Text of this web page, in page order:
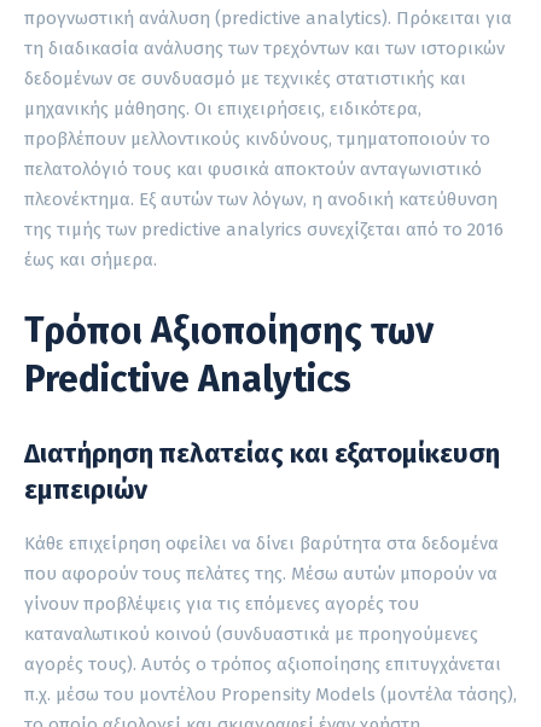
προγνωστική ανάλυση (predictive analytics). Πρόκειται για
τη διαδικασία ανάλυσης των τρεχόντων και των ιστορικών
δεδομένων σε συνδυασμό με τεχνικές στατιστικής και
μηχανικής μάθησης. Οι επιχειρήσεις, ειδικότερα,
προβλέπουν μελλοντικούς κινδύνους, τμηματοποιούν το
πελατολόγιό τους και φυσικά αποκτούν ανταγωνιστικό
πλεονέκτημα. Εξ αυτών των λόγων, η ανοδική κατεύθυνση
της τιμής των predictive analyrics συνεχίζεται από το 2016
έως και σήμερα.
Τρόποι Αξιοποίησης των
Predictive Analytics
Διατήρηση πελατείας και εξατομίκευση
εμπειριών
Κάθε επιχείρηση οφείλει να δίνει βαρύτητα στα δεδομένα
που αφορούν τους πελάτες της. Μέσω αυτών μπορούν να
γίνουν προβλέψεις για τις επόμενες αγορές του
καταναλωτικού κοινού (συνδυαστικά με προηγούμενες
αγορές τους). Αυτός ο τρόπος αξιοποίησης επιτυγχάνεται
π.χ. μέσω του μοντέλου Propensity Models (μοντέλα τάσης),